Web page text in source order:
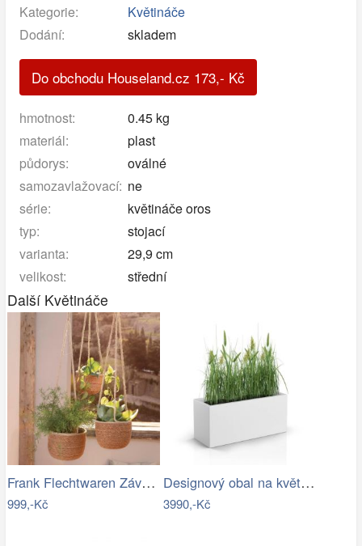
Kategorie:
Květináče
Dodání:
skladem
Do obchodu Houseland.cz 173,- Kč
hmotnost:
0.45 kg
materiál:
plast
půdorys:
oválné
samozavlažovací: ne
série:
květináče oros
typ:
stojací
varianta:
29,9 cm
velikost:
střední
Další Květináče
Frank Flechtwaren Závěsné obaly na…
999,-Kč
Designový obal na květináče LONG SLIM…
3990,-Kč